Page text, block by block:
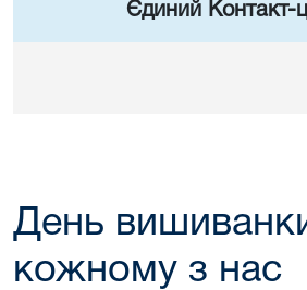
Єдиний Контакт-
День
кожному з нас